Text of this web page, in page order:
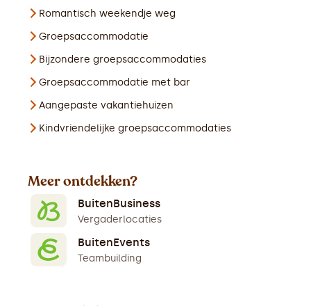
Romantisch weekendje weg
Groepsaccommodatie
Bijzondere groepsaccommodaties
Groepsaccommodatie met bar
Aangepaste vakantiehuizen
Kindvriendelijke groepsaccommodaties
Meer ontdekken?
BuitenBusiness
Vergaderlocaties
BuitenEvents
Teambuilding